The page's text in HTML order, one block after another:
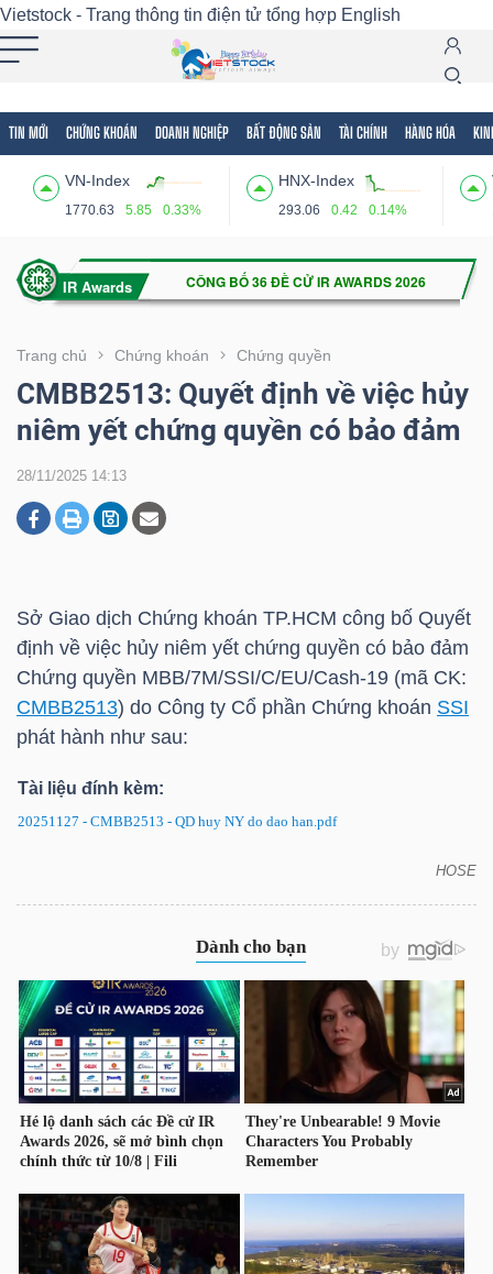
Vietstock - Trang thông tin điện tử tổng hợp English
TIN MỚI CHỨNG KHOÁN DOANH NGHIỆP BẤT ĐỘNG SẢN TÀI CHÍNH HÀNG HÓA
VN-Index
1770.63 5.85 0.33%
HNX-Index
293.06 0.42 0.14%
Trang chủ Chứng khoán Chứng quyền
CMBB2513: Quyết định về việc hủy
niêm yết chứng quyền có bảo đảm
28/11/2025 14:13
Sở Giao dịch Chứng khoán TP.HCM công bố Quyết
định về việc hủy niêm yết chứng quyền có bảo đảm
Chứng quyền MBB/7M/SSI/C/EU/Cash-19 (mã CK:
CMBB2513) do Công ty Cổ phần Chứng khoán SSI
phát hành như sau:
Tài liệu đính kèm:
20251127 - CMBB2513 - QD huy NY do dao han.pdf
HOSE
Tất cả Tính năng Ngành Mã chứng khoán
Tính
(-)
VIETSTOCK
CHỨNG
BẤT
ĐỘNG
HÀNG
HÓA
KINH
TẾ
THẾ